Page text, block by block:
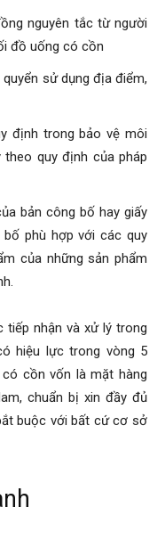
nguyên tắc từ người
đồ uống có cồn
sử dụng địa điểm,
định trong bảo vệ môi
quy định của pháp
bản công bố hay giấy
phù hợp với các quy
của những sản phẩm
nhận và xử lý trong
hiệu lực trong vòng 5
cồn vốn là mặt hàng
chuẩn bị xin đầy đủ
buộc với bất cứ cơ sở